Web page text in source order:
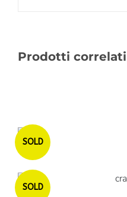
Prodotti correlati
SOLD
SOLD